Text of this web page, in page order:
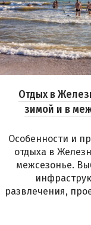
Отдых в
зимой и в
Особенности и
отдыха в
межсезонье.
развлечения,